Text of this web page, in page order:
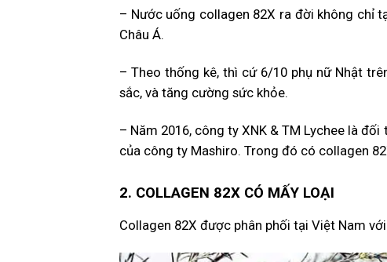
– Nước uống collagen 82X ra đời không chỉ
Châu Á.
– Theo thống kê, thì cứ 6/10 phụ nữ Nhật
sắc, và tăng cường sức khỏe.
– Năm 2016, công ty XNK & TM Lychee là
của công ty Mashiro. Trong đó có collagen
2. COLLAGEN 82X CÓ MẤY LOẠI
Collagen 82X được phân phối tại Việt Nam